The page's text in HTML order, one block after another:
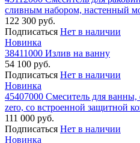
сливным набором, настенный
122 300 руб.
Подписаться Нет в наличии
Новинка
38411000 Излив на ванну
54 100 руб.
Подписаться Нет в наличии
Новинка
45407000 Смеситель для
zero, со встроенной защитной
111 000 руб.
Подписаться Нет в наличии
Новинка